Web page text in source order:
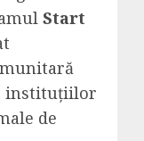
Start
instituţiilor
de